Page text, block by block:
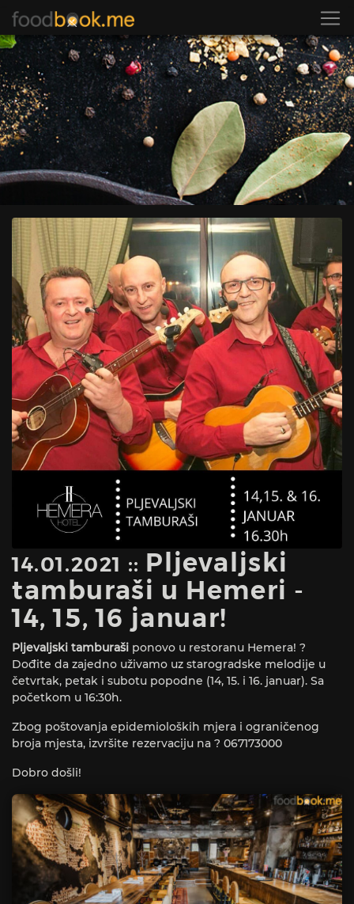
14.01.2021 :: Pljevaljski
tamburaši u Hemeri -
14, 15, 16 januar!
Pljevaljski tamburaši ponovo u restoranu Hemera! ?
Dođite da zajedno uživamo uz starogradske melodije u
četvrtak, petak i subotu popodne (14, 15. i 16. januar). Sa
početkom u 16:30h.
Zbog poštovanja epidemioloških mjera i ograničenog
broja mjesta, izvršite rezervaciju na ? 067173000
Dobro došli!